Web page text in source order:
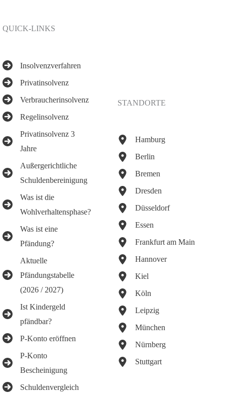
QUICK-LINKS
Insolvenzverfahren
Privatinsolvenz
Verbraucherinsolvenz
Regelinsolvenz
Privatinsolvenz 3
Jahre
Außergerichtliche
Schuldenbereinigung
Was ist die
Wohlverhaltensphase?
Was ist eine
Pfändung?
Aktuelle
Pfändungstabelle
(2026 / 2027)
Ist Kindergeld
pfändbar?
P-Konto eröffnen
P-Konto
Bescheinigung
Schuldenvergleich
STANDORTE
Hamburg
Berlin
Bremen
Dresden
Düsseldorf
Essen
Frankfurt am Main
Hannover
Kiel
Köln
Leipzig
München
Nürnberg
Stuttgart